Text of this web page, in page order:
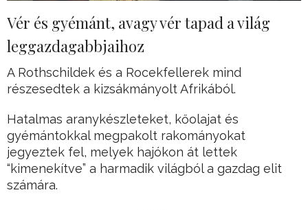
Vér és gyémánt, avagy vér tapad a világ
leggazdagabbjaihoz
A Rothschildek és a Rocekfellerek mind
részesedtek a kizsákmányolt Afrikából.
Hatalmas aranykészleteket, kőolajat és
gyémántokkal megpakolt rakományokat
jegyeztek fel, melyek hajókon át lettek
“kimenekítve” a harmadik világból a gazdag elit
számára.